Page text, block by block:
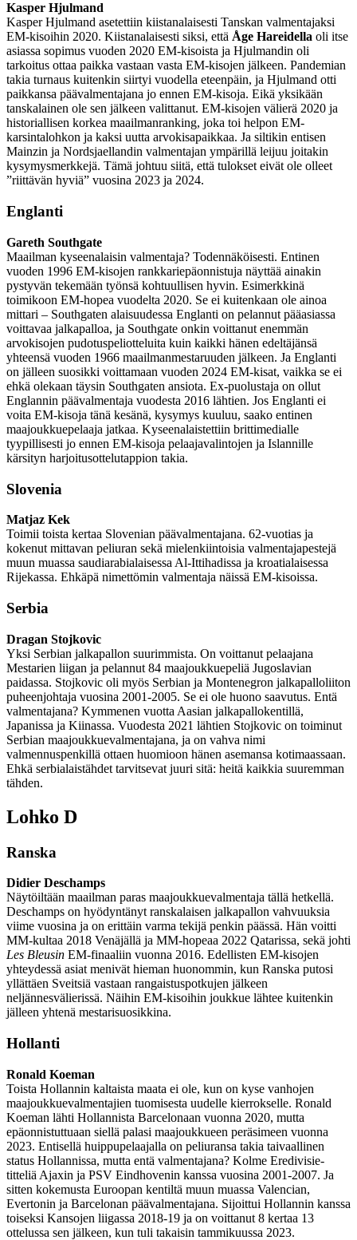
Kasper Hjulmand
Kasper Hjulmand asetettiin kiistanalaisesti Tanskan valmentajaksi
EM-kisoihin 2020. Kiistanalaisesti siksi, että Åge Hareidella oli itse
asiassa sopimus vuoden 2020 EM-kisoista ja Hjulmandin oli
tarkoitus ottaa paikka vastaan vasta EM-kisojen jälkeen. Pandemian
takia turnaus kuitenkin siirtyi vuodella eteenpäin, ja Hjulmand otti
paikkansa päävalmentajana jo ennen EM-kisoja. Eikä yksikään
tanskalainen ole sen jälkeen valittanut. EM-kisojen välierä 2020 ja
historiallisen korkea maailmanranking, joka toi helpon EM-
karsintalohkon ja kaksi uutta arvokisapaikkaa. Ja siltikin entisen
Mainzin ja Nordsjaellandin valmentajan ympärillä leijuu joitakin
kysymysmerkkejä. Tämä johtuu siitä, että tulokset eivät ole olleet
”riittävän hyviä” vuosina 2023 ja 2024.
Englanti
Gareth Southgate
Maailman kyseenalaisin valmentaja? Todennäköisesti. Entinen
vuoden 1996 EM-kisojen rankkariepäonnistuja näyttää ainakin
pystyvän tekemään työnsä kohtuullisen hyvin. Esimerkkinä
toimikoon EM-hopea vuodelta 2020. Se ei kuitenkaan ole ainoa
mittari – Southgaten alaisuudessa Englanti on pelannut pääasiassa
voittavaa jalkapalloa, ja Southgate onkin voittanut enemmän
arvokisojen pudotuspeliotteluita kuin kaikki hänen edeltäjänsä
yhteensä vuoden 1966 maailmanmestaruuden jälkeen. Ja Englanti
on jälleen suosikki voittamaan vuoden 2024 EM-kisat, vaikka se ei
ehkä olekaan täysin Southgaten ansiota. Ex-puolustaja on ollut
Englannin päävalmentaja vuodesta 2016 lähtien. Jos Englanti ei
voita EM-kisoja tänä kesänä, kysymys kuuluu, saako entinen
maajoukkuepelaaja jatkaa. Kyseenalaistettiin brittimedialle
tyypillisesti jo ennen EM-kisoja pelaajavalintojen ja Islannille
kärsityn harjoitusottelutappion takia.
Slovenia
Matjaz Kek
Toimii toista kertaa Slovenian päävalmentajana. 62-vuotias ja
kokenut mittavan peliuran sekä mielenkiintoisia valmentajapestejä
muun muassa saudiarabialaisessa Al-Ittihadissa ja kroatialaisessa
Rijekassa. Ehkäpä nimettömin valmentaja näissä EM-kisoissa.
Serbia
Dragan Stojkovic
Yksi Serbian jalkapallon suurimmista. On voittanut pelaajana
Mestarien liigan ja pelannut 84 maajoukkuepeliä Jugoslavian
paidassa. Stojkovic oli myös Serbian ja Montenegron jalkapalloliiton
puheenjohtaja vuosina 2001-2005. Se ei ole huono saavutus. Entä
valmentajana? Kymmenen vuotta Aasian jalkapallokentillä,
Japanissa ja Kiinassa. Vuodesta 2021 lähtien Stojkovic on toiminut
Serbian maajoukkuevalmentajana, ja on vahva nimi
valmennuspenkillä ottaen huomioon hänen asemansa kotimaassaan.
Ehkä serbialaistähdet tarvitsevat juuri sitä: heitä kaikkia suuremman
tähden.
Lohko D
Ranska
Didier Deschamps
Näytöiltään maailman paras maajoukkuevalmentaja tällä hetkellä.
Deschamps on hyödyntänyt ranskalaisen jalkapallon vahvuuksia
viime vuosina ja on erittäin varma tekijä penkin päässä. Hän voitti
MM-kultaa 2018 Venäjällä ja MM-hopeaa 2022 Qatarissa, sekä johti
Les Bleusin EM-finaaliin vuonna 2016. Edellisten EM-kisojen
yhteydessä asiat menivät hieman huonommin, kun Ranska putosi
yllättäen Sveitsiä vastaan rangaistuspotkujen jälkeen
neljännesvälierissä. Näihin EM-kisoihin joukkue lähtee kuitenkin
jälleen yhtenä mestarisuosikkina.
Hollanti
Ronald Koeman
Toista Hollannin kaltaista maata ei ole, kun on kyse vanhojen
maajoukkuevalmentajien tuomisesta uudelle kierrokselle. Ronald
Koeman lähti Hollannista Barcelonaan vuonna 2020, mutta
epäonnistuttuaan siellä palasi maajoukkueen peräsimeen vuonna
2023. Entisellä huippupelaajalla on peliuransa takia taivaallinen
status Hollannissa, mutta entä valmentajana? Kolme Eredivisie-
titteliä Ajaxin ja PSV Eindhovenin kanssa vuosina 2001-2007. Ja
sitten kokemusta Euroopan kentiltä muun muassa Valencian,
Evertonin ja Barcelonan päävalmentajana. Sijoittui Hollannin kanssa
toiseksi Kansojen liigassa 2018-19 ja on voittanut 8 kertaa 13
ottelussa sen jälkeen, kun tuli takaisin tammikuussa 2023.